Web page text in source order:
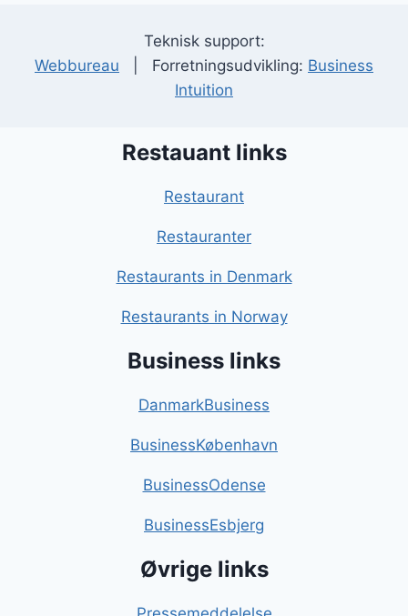
Teknisk support:
Webbureau | Forretningsudvikling: Business
Intuition
Restauant links
Restaurant
Restauranter
Restaurants in Denmark
Restaurants in Norway
Business links
DanmarkBusiness
BusinessKøbenhavn
BusinessOdense
BusinessEsbjerg
Øvrige links